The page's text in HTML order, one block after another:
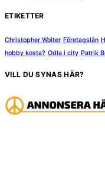
ETIKETTER
Christopher Wolter Företagslån
hobby kosta? Odla i city Patrik
VILL DU SYNAS HÄR?